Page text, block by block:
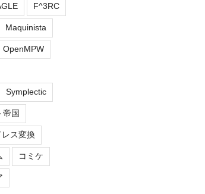
F^3RC
Maquinista
OpenMPW
Symplectic
帝国
レス変換
コミケ